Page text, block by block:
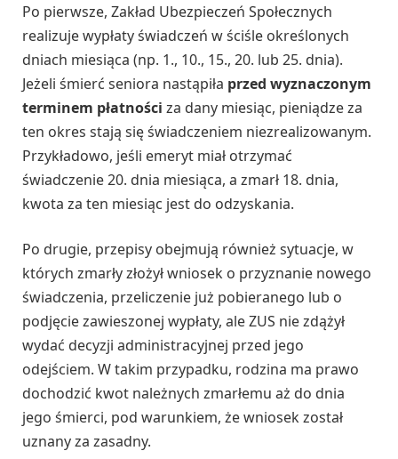
Po pierwsze, Zakład Ubezpieczeń Społecznych
realizuje wypłaty świadczeń w ściśle określonych
dniach miesiąca (np. 1., 10., 15., 20. lub 25. dnia).
Jeżeli śmierć seniora nastąpiła przed wyznaczonym
terminem płatności za dany miesiąc, pieniądze za
ten okres stają się świadczeniem niezrealizowanym.
Przykładowo, jeśli emeryt miał otrzymać
świadczenie 20. dnia miesiąca, a zmarł 18. dnia,
kwota za ten miesiąc jest do odzyskania.
Po drugie, przepisy obejmują również sytuacje, w
których zmarły złożył wniosek o przyznanie nowego
świadczenia, przeliczenie już pobieranego lub o
podjęcie zawieszonej wypłaty, ale ZUS nie zdążył
wydać decyzji administracyjnej przed jego
odejściem. W takim przypadku, rodzina ma prawo
dochodzić kwot należnych zmarłemu aż do dnia
jego śmierci, pod warunkiem, że wniosek został
uznany za zasadny.